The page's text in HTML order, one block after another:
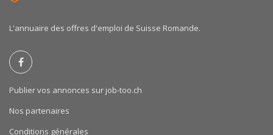
L'annuaire des offres d'emploi de Suisse Romande.
Publier vos annonces sur job-too.ch
Nos partenaires
Conditions générales